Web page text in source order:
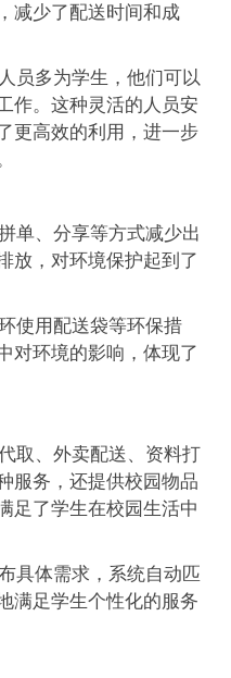
减少了配送时间和成
员多为学生，他们可以
作。这种灵活的人员安
更高效的利用，进一步
单、分享等方式减少出
放，对环境保护起到了
使用配送袋等环保措
对环境的影响，体现了
取、外卖配送、资料打
服务，还提供校园物品
足了学生在校园生活中
具体需求，系统自动匹
满足学生个性化的服务